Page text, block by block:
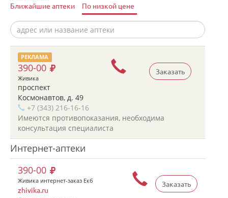
Ближайшие аптеки
По низкой цене
РЕКЛАМА
Заказать
390-00
Живика
проспект
Космонавтов, д. 49
+7 (343) 216-16-16
Имеются противопоказания, необходима
консультация специалиста
Интернет-аптеки
Заказать
390-00
Живика интернет-заказ Екб
zhivika.ru